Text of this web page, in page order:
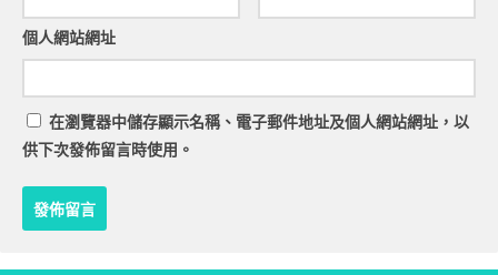
個人網站網址
在瀏覽器中儲存顯示名稱、電子郵件地址及個人網站網址，以
供下次發佈留言時使用。